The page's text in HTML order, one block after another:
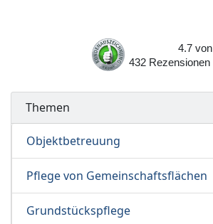
4.7 von
432
Rezensionen
Themen
Objektbetreuung
Pflege von Gemeinschaftsflächen
Grundstückspflege